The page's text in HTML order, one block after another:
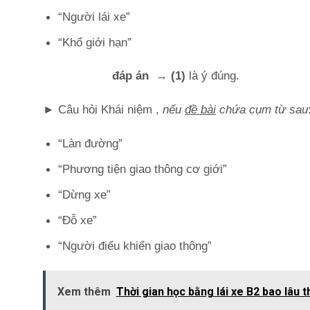
“Người lái xe”
“Khổ giới hạn”
đáp án → (1) là ý đúng.
► Câu hỏi Khái niệm , nếu đề bài chứa cụm từ sau:
“Làn đường”
“Phương tiện giao thông cơ giới”
“Dừng xe”
“Đỗ xe”
“Người điểu khiển giao thông”
Xem thêm Thời gian học bằng lái xe B2 bao lâu